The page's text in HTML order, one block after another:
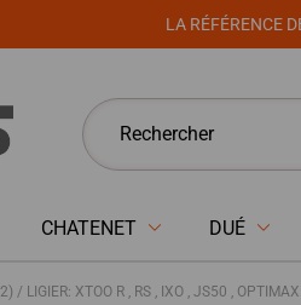
LA RÉFÉRENCE
CHATENET DUÉ
LIGIER: XTOO R , RS , IXO , JS50 ,